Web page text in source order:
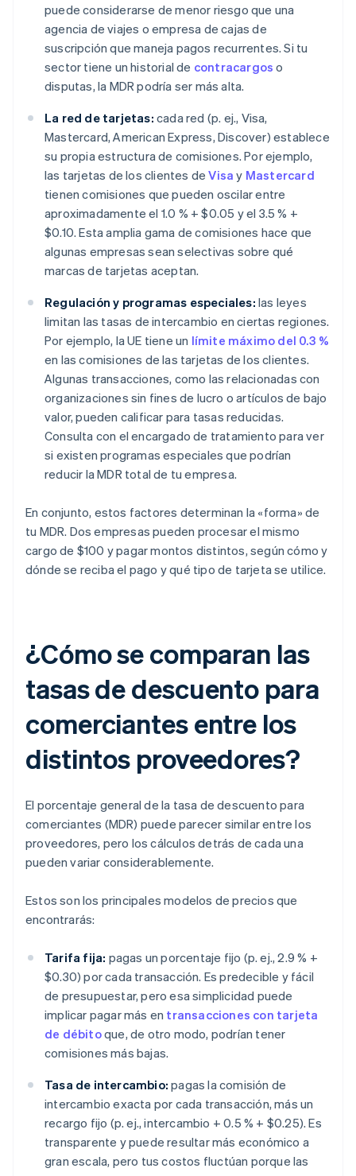
puede considerarse de menor riesgo que una
agencia de viajes o empresa de cajas de
suscripción que maneja pagos recurrentes. Si tu
sector tiene un historial de contracargos o
disputas, la MDR podría ser más alta.
La red de tarjetas: cada red (p. ej., Visa,
Mastercard, American Express, Discover) establece
su propia estructura de comisiones. Por ejemplo,
las tarjetas de los clientes deVisa y Mastercard
tienen comisiones que pueden oscilar entre
aproximadamente el 1.0 % + $0.05 y el 3.5 % +
$0.10. Esta amplia gama de comisiones hace que
algunas empresas sean selectivas sobre qué
marcas de tarjetas aceptan.
Regulación y programas especiales: las leyes
limitan las tasas de intercambio en ciertas regiones.
Por ejemplo, la UE tiene un límite máximo del 0.3 %
en las comisiones de las tarjetas de los clientes.
Algunas transacciones, como las relacionadas con
organizaciones sin fines de lucro o artículos de bajo
valor, pueden calificar para tasas reducidas.
Consulta con el encargado de tratamiento para ver
si existen programas especiales que podrían
reducir la MDR total de tu empresa.
En conjunto, estos factores determinan la «forma» de
tu MDR. Dos empresas pueden procesar el mismo
cargo de $100 y pagar montos distintos, según cómo y
dónde se reciba el pago y qué tipo de tarjeta se utilice.
¿Cómo se comparan las
tasas de descuento para
comerciantes entre los
distintos proveedores?
El porcentaje general de la tasa de descuento para
comerciantes (MDR) puede parecer similar entre los
proveedores, pero los cálculos detrás de cada una
pueden variar considerablemente.
Estos son los principales modelos de precios que
encontrarás:
Tarifa fija: pagas un porcentaje fijo (p. ej., 2.9 % +
$0.30) por cada transacción. Es predecible y fácil
de presupuestar, pero esa simplicidad puede
implicar pagar más en transacciones con tarjeta
de débitoque, de otro modo, podrían tener
comisiones más bajas.
Tasa de intercambio: pagas la comisión de
intercambio exacta por cada transacción, más un
recargo fijo (p. ej., intercambio + 0.5 % + $0.25). Es
transparente y puede resultar más económico a
gran escala, pero tus costos fluctúan porque las